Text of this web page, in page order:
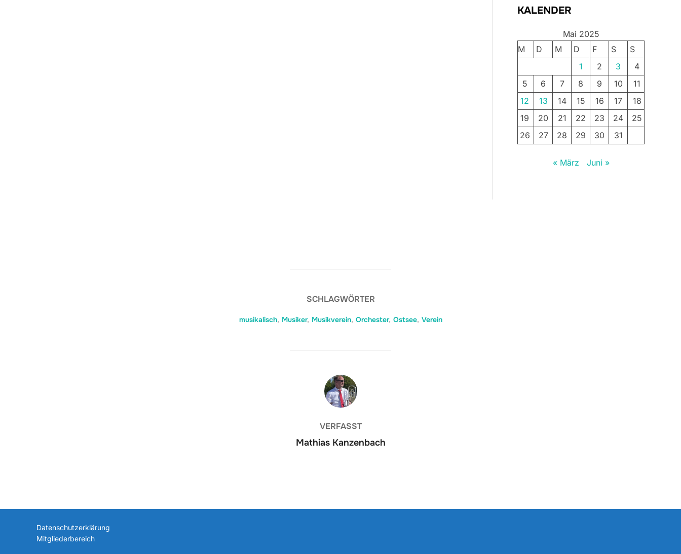
KALENDER
Mai 2025
M
D M D F S
S
1
2 3
4
5
6 7 8 9 10
11
12
13 14 15 16 17
18
19
20 21 22 23 24
25
26
27 28 29 30 31
« März Juni »
SCHLAGWÖRTER
musikalisch, Musiker, Musikverein, Orchester, Ostsee, Verein
BEITRAGSAUTOR
VERFASST
Mathias Kanzenbach
Datenschutzerklärung
Mitgliederbereich